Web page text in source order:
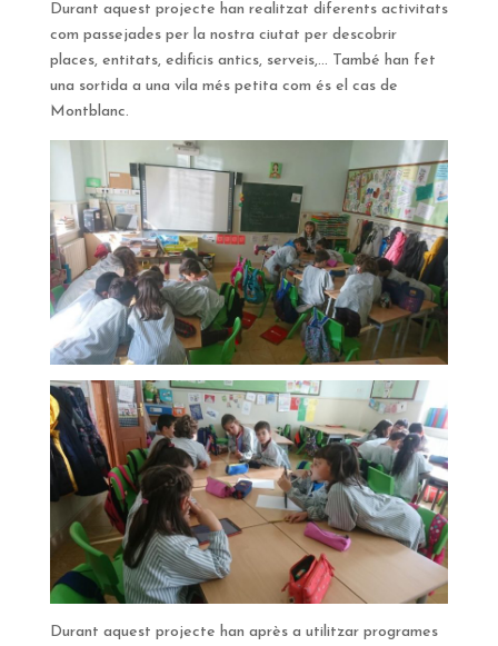
Durant aquest projecte han realitzat diferents activitats
com passejades per la nostra ciutat per descobrir
places, entitats, edificis antics, serveis,… També han fet
una sortida a una vila més petita com és el cas de
Montblanc.
Durant aquest projecte han après a utilitzar programes